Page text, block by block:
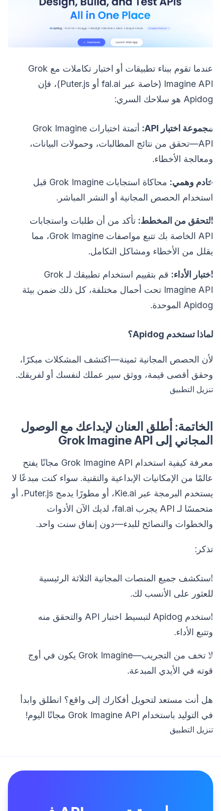
عندما تقوم ببناء تطبيقات أو اختبار تكاملات مع Grok
Imagine API (خاصة عبر fal.ai أو Puter.js)، فإن
Apidog هو سلاحك السري:
مجموعة اختبار API:
أتمتة اختبارات Grok Imagine
API—تحقق من نتائج المطالبات، وحمولات البيانات،
ومعالجة الأخطاء.
خادم وهمي:
محاكاة استجابات Grok Imagine قبل
استخدام الحصص المجانية أو النشر المباشر.
التحقق من المخطط: تأكد من أن طلبات واستجابات
API الخاصة بك تتبع مواصفات Grok Imagine، مما
يقلل من الأخطاء ومشاكل التكامل.
اختبار الأداء:
قم بتقييم استخدام تطبيقك لـ Grok
Imagine API تحت أحمال مختلفة، كل ذلك ضمن بيئة
Apidog الموحدة.
لماذا تستخدم Apidog؟
لأن الحصص المجانية ثمينة—اكتشف المشكلات مبكرًا،
وحقق أقصى قيمة، ووثق سير عملك لنفسك أو لفريقك.
تنزيل التطبيق
الخاتمة: أطلق العنان لإبداعك مع الوصول
المجاني إلى Grok Imagine API
معرفة كيفية استخدام Grok Imagine API مجانًا يفتح
عالمًا من الإمكانيات الإبداعية والتقنية. سواء كنت مبدعًا لا
يستخدم البرمجة عبر Kie.ai، أو مطورًا يدمج Puter.js، أو
متحمسًا لـ API يجرب fal.ai، لديك الآن الأدوات
والخطوات والنصائح للبدء—دون إنفاق سنت واحد.
تذكر:
استكشف جميع المنصات المجانية الثلاثة الرئيسية
للعثور على الأنسب لك.
استخدم Apidog لتبسيط اختبار API والتحقق منه
وتتبع الأداء.
لا تخف من التجريب—Grok Imagine يكون في أوج
قوته في الأيدي المبدعة.
هل أنت مستعد لتحويل أفكارك إلى واقع؟ انطلق وابدأ
في التوليد باستخدام Grok Imagine API مجانًا اليوم!
تنزيل التطبيق